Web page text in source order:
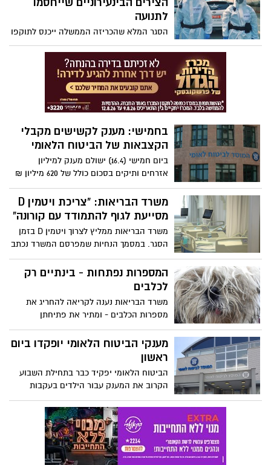
חיטוי. כמה זמן נגיף הקורונה שורד על
לתנועה
הסגר המלא שהכריזה הממשלה ייכנס לתוקפו
החל מהערב (ג') בשעה 17:00, ובמשטרה
נערכים לחסימת 44 צירים בינעירוניים
מרכזיים. לצד המחסומים יפעלו מאות ניידות
ושוטרים שיבצעו סריקות על כלל הצירים
ברחבי הארץ
בחמישי: מענק לקשישים מקבלי
הקצבאות של הביטוח הלאומי
ביום חמישי (16.4) ישולם מענק למיליון
אזרחים ותיקים בסכום כולל של 620 מיליון ₪
משרד הבריאות: "צריכת ויטמין D
מסייעת לגוף להתמודד עם קורונה"
משרד הבריאות ממליץ לצרוך ויטמין D בזמן
הסגר. במסמך הנחיות שמפרסם המשרד נכתב
כי תוספת של הוויטמין עשויה לסייע לגוף
להתמודד עם סיבוכים של קורונה. את הויטמין
המדובר ניתן לצרוך באמצעות חשיפה לשמש
המספרות נפתחות - בינתיים רק
לכלבים
משרד הבריאות נענה לקריאה להחריג את
מספרות הכלבים - ומתיר את פתיחתן
בעקבות צורך רפואי לחברים על ארבע. הפניה
למשרד הבריאות נעשתה על ידי המשטרה
שקיבלה פניות רבות בעניין זה
מענקי הביטוח הלאומי יופקדו ביום
ראשון
הביטוח הלאומי יפקיד כבר בתחילת השבוע
הקרוב את המענק עבור הילדים בעקבות
משבר הקורונה. מדובר על מענק כולל בסך של
1.4 מיליארד ש"ח. המענק ייכנס לחשבון הבנק
בו מתקבלת קצבת הילדים